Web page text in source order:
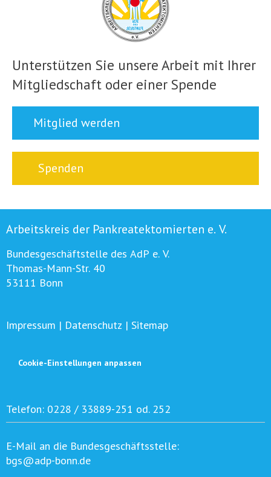
Unterstützen Sie unsere Arbeit mit Ihrer
Mitgliedschaft oder einer Spende
Mitglied werden
Spenden
Arbeitskreis der Pankreatektomierten e. V.
Bundesgeschäftstelle des AdP e. V.
Thomas-Mann-Str. 40
53111 Bonn
Impressum | Datenschutz | Sitemap
Cookie-Einstellungen anpassen
Telefon: 0228 / 33889-251 od. 252
E-Mail an die Bundesgeschäftsstelle:
bgs@adp-bonn.de